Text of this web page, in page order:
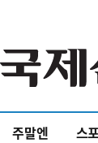
주말엔 스